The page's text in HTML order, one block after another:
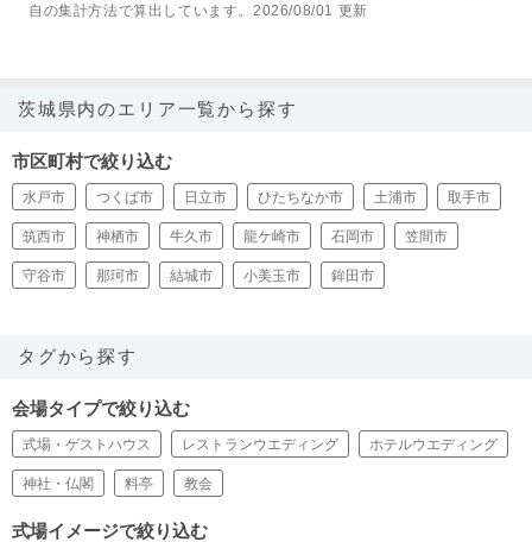
自の集計方法で算出しています。2026/08/01 更新
茨城県内のエリア一覧から探す
市区町村で絞り込む
水戸市 つくば市 日立市 ひたちなか市 土浦市 取手市
筑西市 神栖市 牛久市 龍ケ崎市 石岡市 笠間市
守谷市 那珂市 結城市 小美玉市 鉾田市
タグから探す
会場タイプで絞り込む
式場・ゲストハウス レストランウエディング ホテルウエディング
神社・仏閣 料亭 教会
式場イメージで絞り込む